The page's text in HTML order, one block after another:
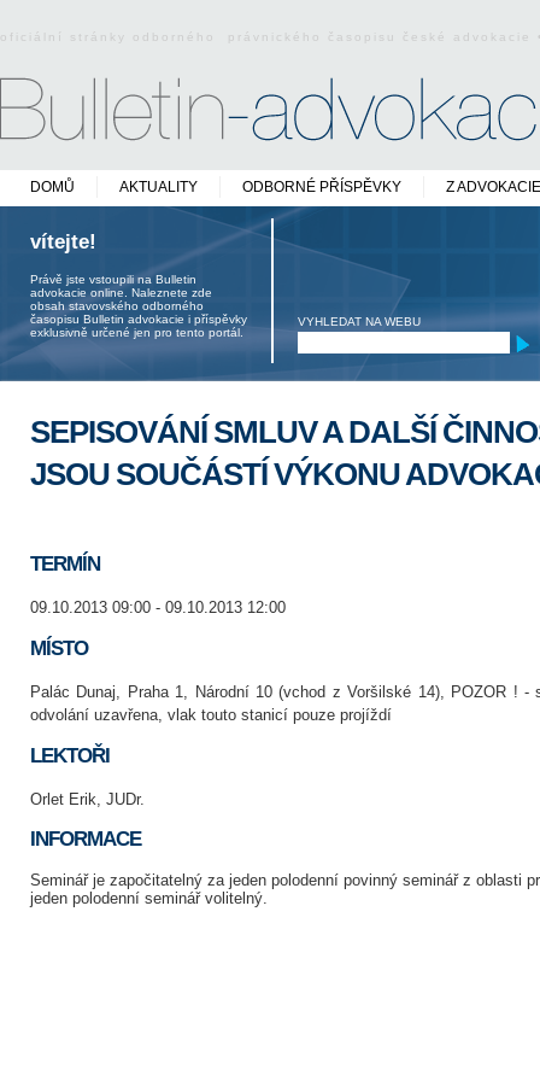
oficiální stránky odborného právnického časopisu české
DOMŮ AKTUALITY ODBORNÉ PŘÍSPĚVKY Z ADVOKACIE
vítejte!
Právě jste vstoupili na Bulletin
advokacie online. Naleznete zde
obsah stavovského odborného
časopisu Bulletin advokacie i příspěvky
exklusivně určené jen pro tento portál.
VYHLEDAT NA WEBU
SEPISOVÁNÍ SMLUV A DALŠÍ
JSOU SOUČÁSTÍ VÝKONU
TERMÍN
09.10.2013 09:00 - 09.10.2013 12:00
MÍSTO
Palác Dunaj, Praha 1, Národní 10 (vchod z Voršilské 14), POZOR ! -
odvolání uzavřena, vlak touto stanicí pouze projíždí
LEKTOŘI
Orlet Erik, JUDr.
INFORMACE
Seminář je započitatelný za jeden polodenní povinný seminář z oblasti
jeden polodenní seminář volitelný.